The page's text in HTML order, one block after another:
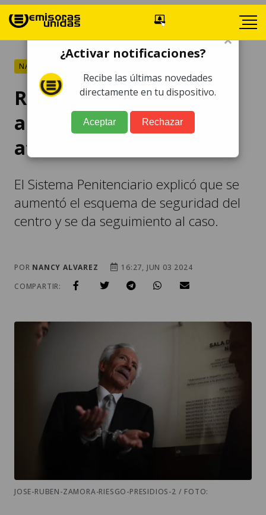
NACIONALES
Refuerzan seguridad
ante posible plan para
atentar contra Zamora
El Sistema Penitenciario explicó que se
aumentó el esquema de seguridad del
centro y se da seguimiento al caso.
POR NANCY ALVAREZ
16:27, JUN 03 2024
COMPARTIR:
JOSE-RUBEN-ZAMORA-RIESGO-PRESIDIOS-2 / FOTO:
×
¿Activar notificaciones?
Recibe las últimas novedades
directamente en tu dispositivo.
Aceptar Rechazar